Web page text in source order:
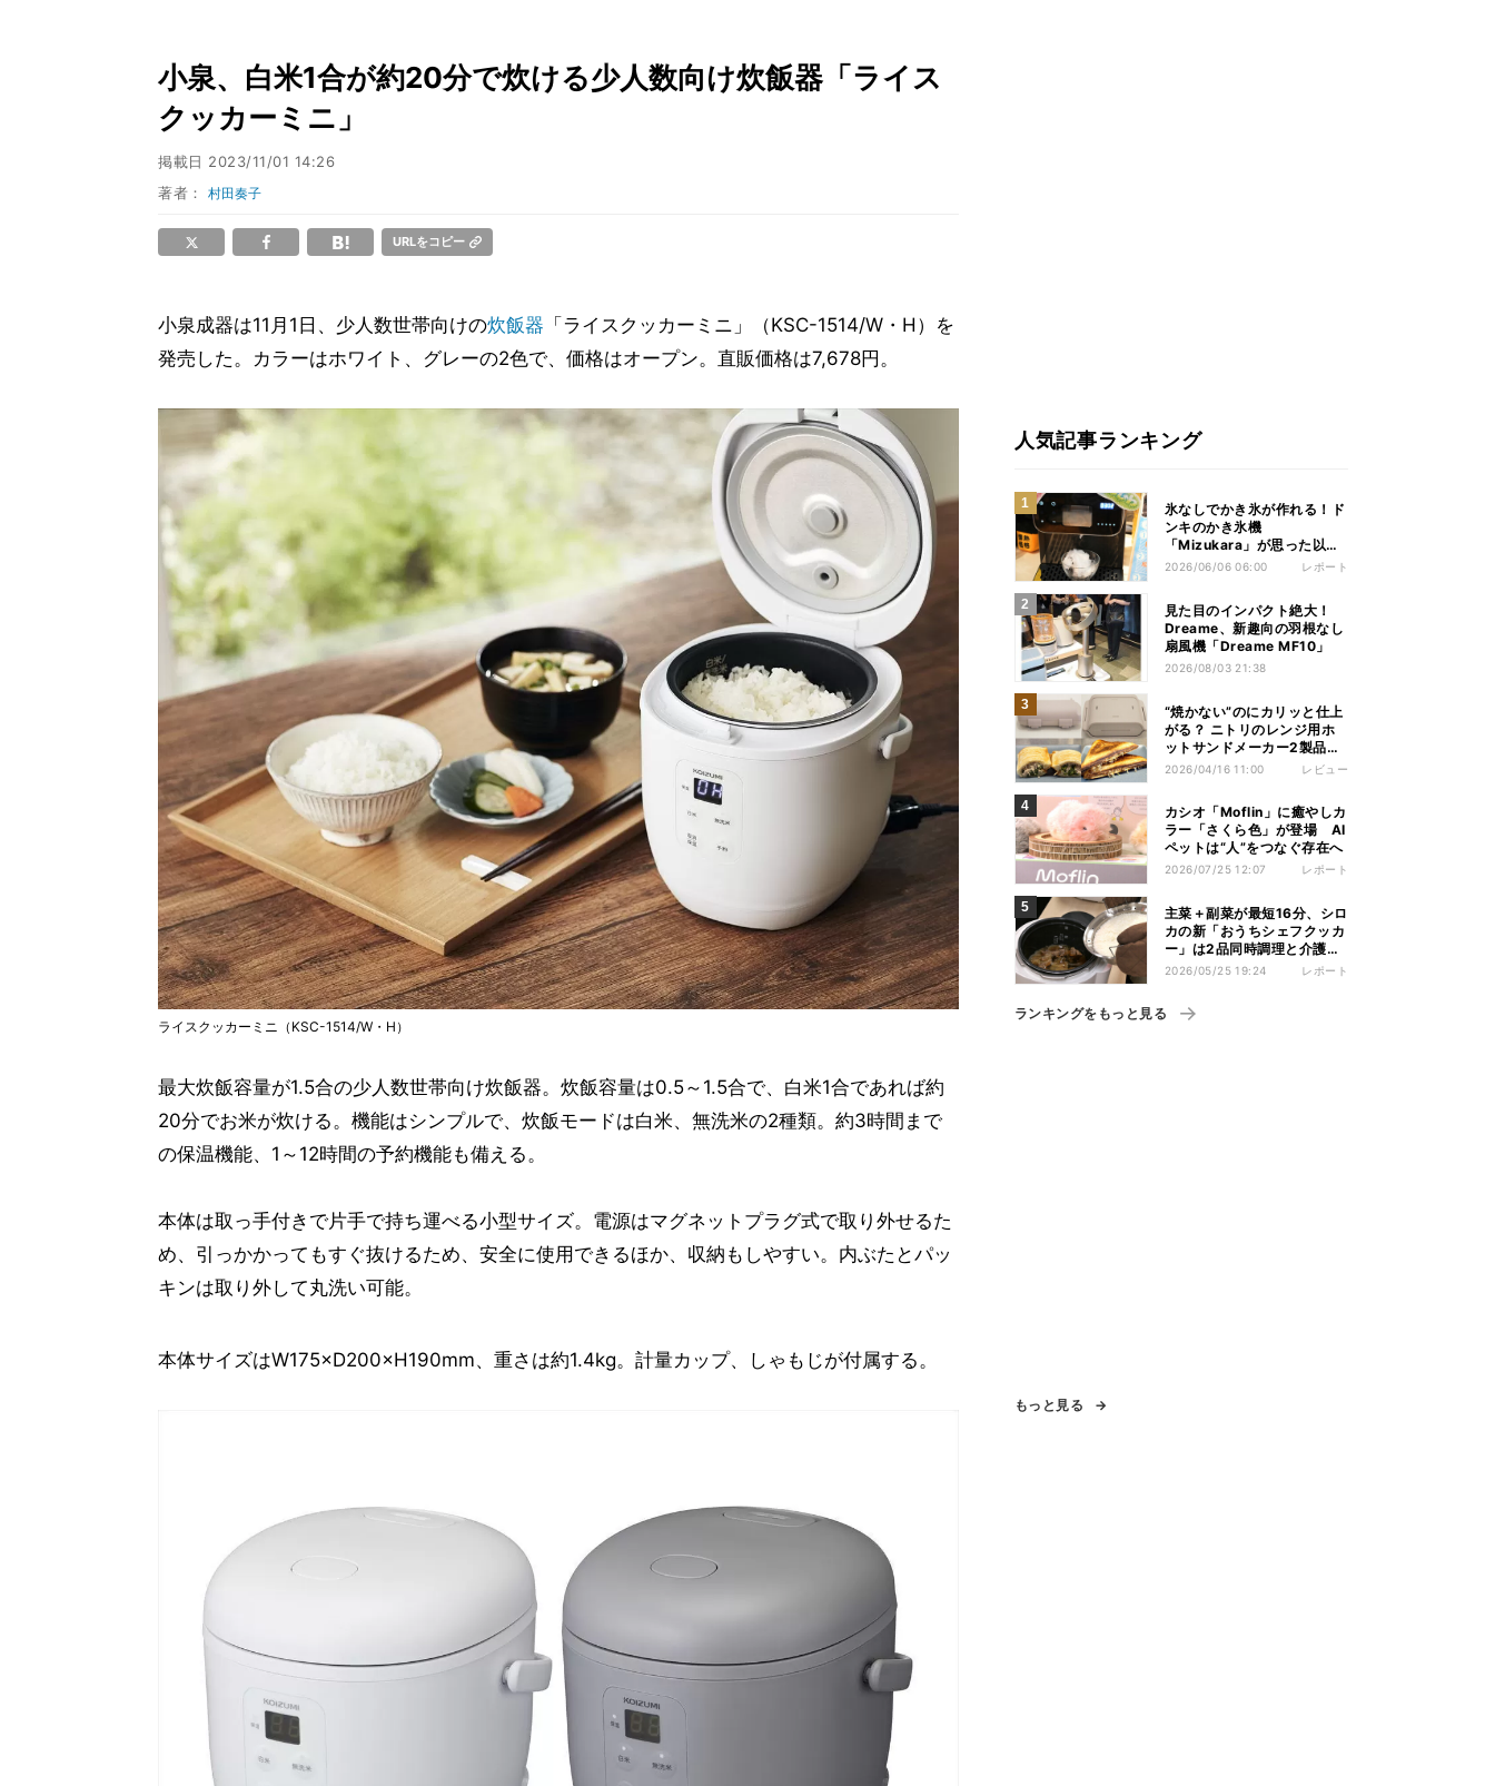
小泉、白米1合が約20分で炊ける少人数向け炊飯器「ライス
クッカーミニ」
掲載日 2023/11/01 14:26
著者：村田奏子
URLをコピー
小泉成器は11月1日、少人数世帯向けの炊飯器 「ライスクッカーミニ」（KSC-1514/W・H）を
発売した。カラーはホワイト、グレーの2色で、価格はオープン。直販価格は7,678円。
ライスクッカーミニ（KSC-1514/W・H）
最大炊飯容量が1.5合の少人数世帯向け炊飯器。炊飯容量は0.5～1.5合で、白米1合であれば約
20分でお米が炊ける。機能はシンプルで、炊飯モードは白米、無洗米の2種類。約3時間まで
の保温機能、1～12時間の予約機能も備える。
本体は取っ手付きで片手で持ち運べる小型サイズ。電源はマグネットプラグ式で取り外せるた
め、引っかかってもすぐ抜けるため、安全に使用できるほか、収納もしやすい。内ぶたとパッ
キンは取り外して丸洗い可能。
本体サイズはW175×D200×H190mm、重さは約1.4kg。計量カップ、しゃもじが付属する。
人気記事ランキング
氷なしでかき氷が作れる！ド
ンキのかき氷機
「Mizukara」が思った以上
に全部やってくれた
2026/06/06 06:00 レポート
見た目のインパクト絶大！
Dreame、新趣向の羽根なし
扇風機「Dreame MF10」
2026/08/03 21:38
“焼かない”のにカリッと仕上
がる？ ニトリのレンジ用ホ
ットサンドメーカー2製品を
使い比べてみた
2026/04/16 11:00 レビュー
カシオ「Moflin」に癒やしカ
ラー「さくら色」が登場 AI
ペットは“人”をつなぐ存在へ
2026/07/25 12:07 レポート
主菜＋副菜が最短16分、シロ
カの新「おうちシェフクッカ
ー」は2品同時調理と介護食
に注目
2026/05/25 19:24 レポート
ランキングをもっと見る
もっと見る